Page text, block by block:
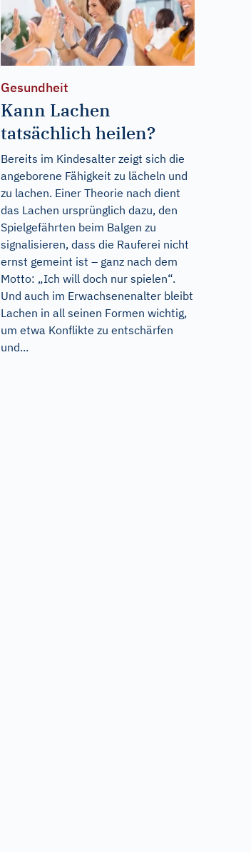
Gesundheit
Kann Lachen
tatsächlich heilen?
Bereits im Kindesalter zeigt sich die
angeborene Fähigkeit zu lächeln und
zu lachen. Einer Theorie nach dient
das Lachen ursprünglich dazu, den
Spielgefährten beim Balgen zu
signalisieren, dass die Rauferei nicht
ernst gemeint ist – ganz nach dem
Motto: „Ich will doch nur spielen“.
Und auch im Erwachsenenalter bleibt
Lachen in all seinen Formen wichtig,
um etwa Konflikte zu entschärfen
und...